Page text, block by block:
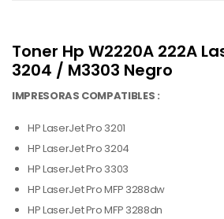
Toner Hp W2220A 222A
3204 / M3303 Negro
IMPRESORAS COMPATIBLES :
HP LaserJet Pro 3201
HP LaserJet Pro 3204
HP LaserJet Pro 3303
HP LaserJet Pro MFP 3288dw
HP LaserJet Pro MFP 3288dn